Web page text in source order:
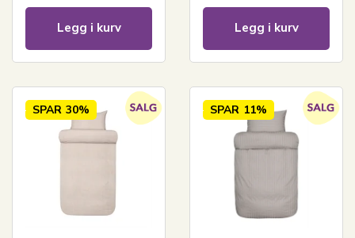
Legg i kurv Legg i kurv
SPAR 30% SPAR 11%